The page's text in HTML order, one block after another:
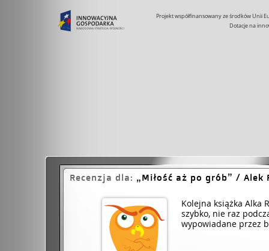
Projekt współfinansowany ze środków Unii
Dotacje na
Recenzja dla: Miłość aż po grób / Alek
Kolejna książka Alka
szybko, nie raz
wypowiadane przez